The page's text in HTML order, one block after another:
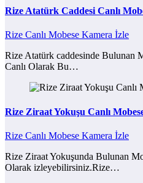
Rize Atatürk Caddesi Canlı
Rize Canlı Mobese Kamera İzle
Rize Atatürk caddesinde Bulunan
Canlı Olarak Bu…
Rize Ziraat Yokuşu Canlı
Rize Canlı Mobese Kamera İzle
Rize Ziraat Yokuşunda Bulunan
Olarak izleyebilirsiniz.Rize…